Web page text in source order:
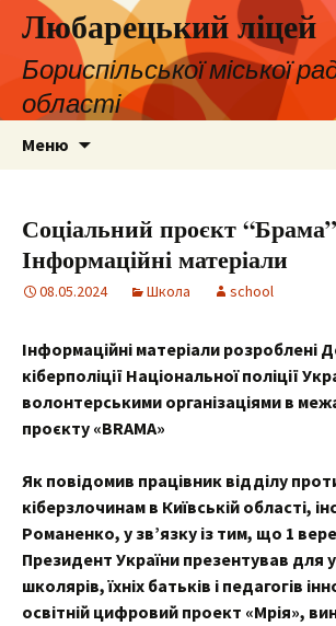
Любарецький ліцей
Бориспільської міської
області
Меню
Соціальний проєкт
Інформаційні матеріали
08.05.2024 Школа school
Інформаційні матеріали розроблені
кіберполіції Національноїполіції
волонтерськими організаціями в
проєкту «BRAMA»
Як повідомив працівник відділу
кіберзлочинам в Київській області,
Романенко, у зв’язку із тим, що 1
Президент України презентував для
школярів, їхніх батьків і педагогів
освітній цифровий проект «Мрія»,